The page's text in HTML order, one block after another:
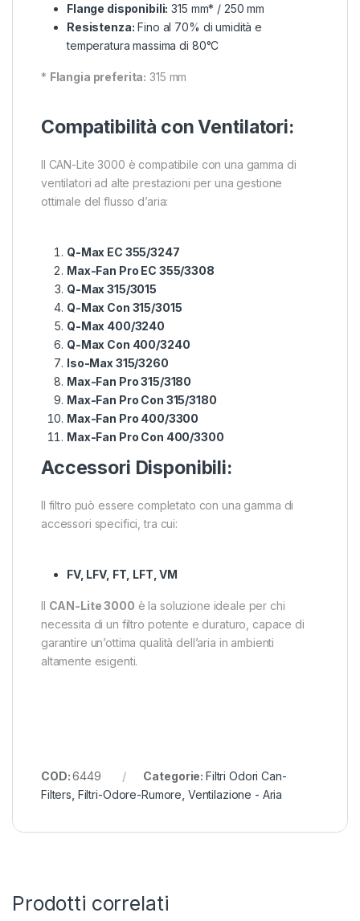
Flange disponibili: 315 mm* / 250 mm
Resistenza: Fino al 70% di umidità e
temperatura massima di 80°C
* Flangia preferita: 315 mm
Compatibilità con Ventilatori:
Il CAN-Lite 3000 è compatibile con una gamma di
ventilatori ad alte prestazioni per una gestione
ottimale del flusso d’aria:
Q-Max EC 355/3247
Max-Fan Pro EC 355/3308
Q-Max 315/3015
Q-Max Con 315/3015
Q-Max 400/3240
Q-Max Con 400/3240
Iso-Max 315/3260
Max-Fan Pro 315/3180
Max-Fan Pro Con 315/3180
Max-Fan Pro 400/3300
Max-Fan Pro Con 400/3300
Accessori Disponibili:
Il filtro può essere completato con una gamma di
accessori specifici, tra cui:
FV, LFV, FT, LFT, VM
Il CAN-Lite 3000 è la soluzione ideale per chi
necessita di un filtro potente e duraturo, capace di
garantire un’ottima qualità dell’aria in ambienti
altamente esigenti.
COD:6449 Categorie: Filtri Odori Can-
Filters Filtri-Odore-Rumore Ventilazione - Aria
Prodotti correlati